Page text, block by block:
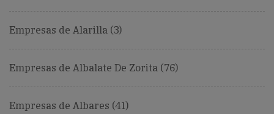
Empresas de Alarilla (3)
Empresas de Albalate De Zorita (76)
Empresas de Albares (41)